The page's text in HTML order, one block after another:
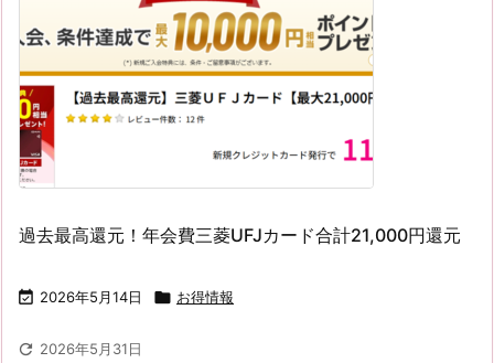
過去最高還元！年会費三菱UFJカード合計21,000円還元
 2026年5月14日  お得情報
 2026年5月31日